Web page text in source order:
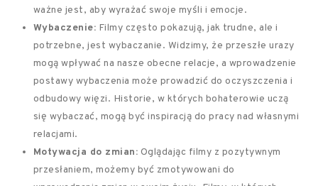
ważne jest, aby wyrażać swoje myśli i emocje.
Wybaczenie: Filmy często pokazują, jak trudne, ale i
potrzebne, jest wybaczanie. Widzimy, że przeszłe urazy
mogą wpływać na nasze obecne relacje, a wprowadzenie
postawy wybaczenia może prowadzić do oczyszczenia i
odbudowy więzi. Historie, w których bohaterowie uczą
się wybaczać, mogą być inspiracją do pracy nad własnymi
relacjami.
Motywacja do zmian: Oglądając filmy z pozytywnym
przesłaniem, możemy być zmotywowani do